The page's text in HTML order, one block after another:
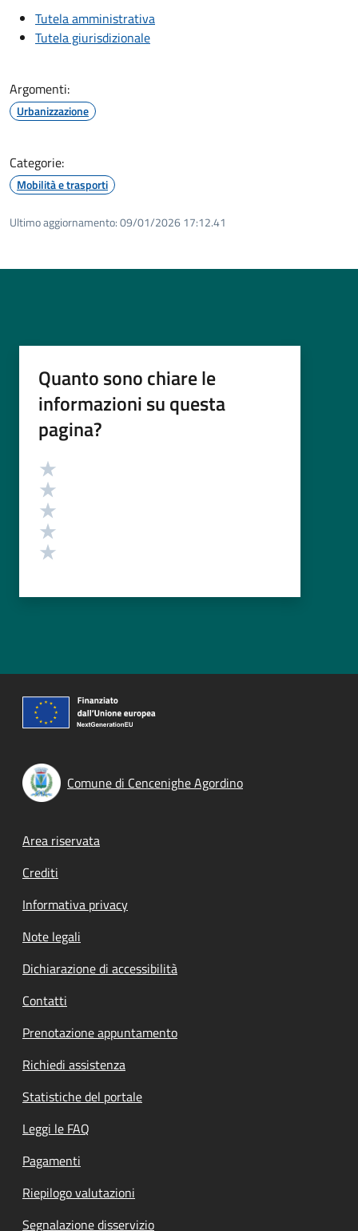
Tutela amministrativa
Tutela giurisdizionale
Argomenti:
Urbanizzazione
Categorie:
Mobilità e trasporti
Ultimo aggiornamento:09/01/2026 17:12.41
Quanto sono chiare le
informazioni su questa
pagina?
Valutazione
Comune di Cencenighe Agordino
Footer menu
Area riservata
Crediti
Informativa privacy
Note legali
Dichiarazione di accessibilità
Contatti
Prenotazione appuntamento
Richiedi assistenza
Statistiche del portale
Leggi le FAQ
Pagamenti
Riepilogo valutazioni
Segnalazione disservizio